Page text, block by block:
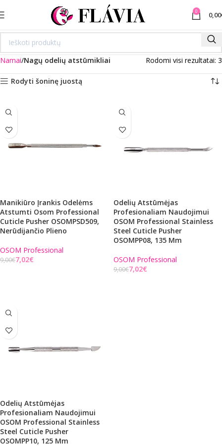
0 0,00
Namai Nagų odelių atstūmikliai Rodomi visi rezultatai: 3
Rodyti šoninę juostą
Manikiūro Įrankis Odelėms
Atstumti Osom Professional
Cuticle Pusher OSOMPSD509,
Nerūdijančio Plieno
OSOM Professional
9,00€7,02€
Odelių Atstūmėjas
Profesionaliam Naudojimui
OSOM Professional Stainless
Steel Cuticle Pusher
OSOMPP08, 135 Mm
OSOM Professional
9,00€7,02€
Odelių Atstūmėjas
Profesionaliam Naudojimui
OSOM Professional Stainless
Steel Cuticle Pusher
OSOMPP10, 125 Mm